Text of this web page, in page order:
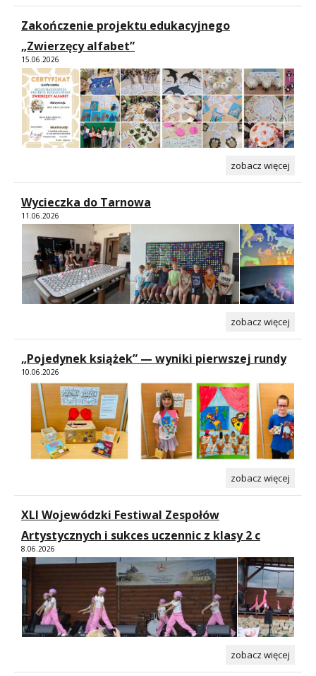
Zakończenie projektu edukacyjnego
„Zwierzęcy alfabet”
15.06.2026
zobacz więcej
Wycieczka do Tarnowa
11.06.2026
zobacz więcej
„Pojedynek książek” — wyniki pierwszej rundy
10.06.2026
zobacz więcej
XLI Wojewódzki Festiwal Zespołów
Artystycznych i sukces uczennic z klasy 2 c
8.06.2026
zobacz więcej